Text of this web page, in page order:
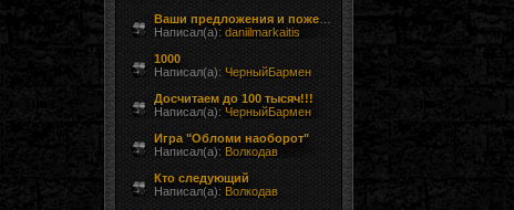
Написал(а): daniilmarkaitis
1000
Написал(а): ЧерныйБармен
Досчитаем до 100 тысяч!!!
Написал(а): ЧерныйБармен
Игра "Обломи наоборот"
Написал(а): Волкодав
Кто следующий
Написал(а): Волкодав